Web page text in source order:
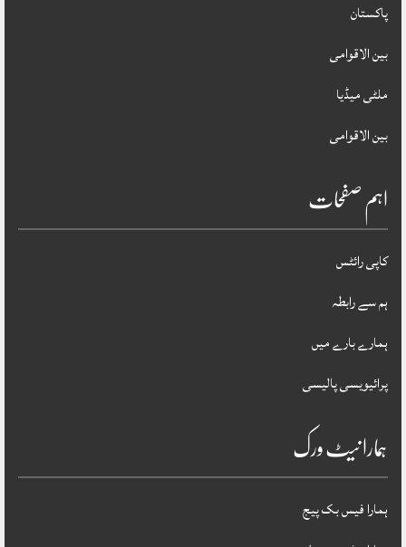
پاکستان
بین الاقوامی
ملٹی میڈیا
بین الاقوامی
اہم صفحات
کاپی رائٹس
ہم سے رابطہ
ہمارے بارے میں
پرائیویسی پالیسی
ہمارا نیٹ ورک
ہمارا فیس بک پیج